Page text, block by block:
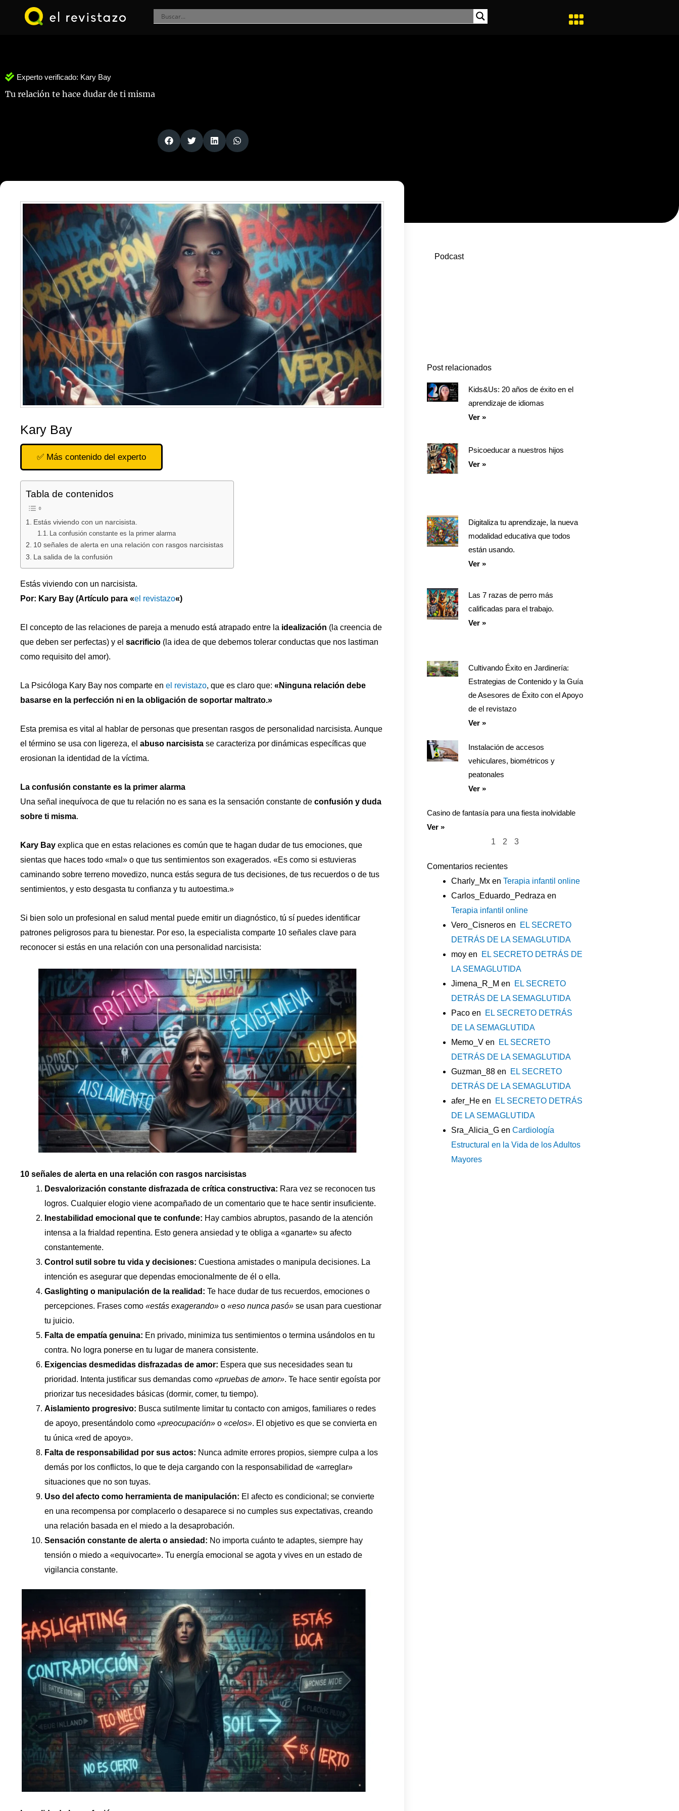
Experto verificado: Kary Bay
Tu relación te hace dudar de ti misma
Kary Bay
✅ Más contenido del experto
Tabla de contenidos
Estás viviendo con un narcisista.
La confusión constante es la primer alarma
10 señales de alerta en una relación con rasgos narcisistas
La salida de la confusión
Estás viviendo con un narcisista.
Por: Kary Bay (Artículo para «el revistazo«)
El concepto de las relaciones de pareja a menudo está atrapado entre la idealización (la creencia de
que deben ser perfectas) y el sacrificio (la idea de que debemos tolerar conductas que nos lastiman
como requisito del amor).
La Psicóloga Kary Bay nos comparte en el revistazo, que es claro que: «Ninguna relación debe
basarse en la perfección ni en la obligación de soportar maltrato.»
Esta premisa es vital al hablar de personas que presentan rasgos de personalidad narcisista. Aunque
el término se usa con ligereza, el abuso narcisista se caracteriza por dinámicas específicas que
erosionan la identidad de la víctima.
La confusión constante es la primer alarma
Una señal inequívoca de que tu relación no es sana es la sensación constante de confusión y duda
sobre ti misma.
Kary Bay explica que en estas relaciones es común que te hagan dudar de tus emociones, que
sientas que haces todo «mal» o que tus sentimientos son exagerados. «Es como si estuvieras
caminando sobre terreno movedizo, nunca estás segura de tus decisiones, de tus recuerdos o de tus
sentimientos, y esto desgasta tu confianza y tu autoestima.»
Si bien solo un profesional en salud mental puede emitir un diagnóstico, tú sí puedes identificar
patrones peligrosos para tu bienestar. Por eso, la especialista comparte 10 señales clave para
reconocer si estás en una relación con una personalidad narcisista:
10 señales de alerta en una relación con rasgos narcisistas
Desvalorización constante disfrazada de crítica constructiva: Rara vez se reconocen tus
logros. Cualquier elogio viene acompañado de un comentario que te hace sentir insuficiente.
Inestabilidad emocional que te confunde: Hay cambios abruptos, pasando de la atención
intensa a la frialdad repentina. Esto genera ansiedad y te obliga a «ganarte» su afecto
constantemente.
Control sutil sobre tu vida y decisiones: Cuestiona amistades o manipula decisiones. La
intención es asegurar que dependas emocionalmente de él o ella.
Gaslighting o manipulación de la realidad: Te hace dudar de tus recuerdos, emociones o
percepciones. Frases como «estás exagerando» o «eso nunca pasó» se usan para cuestionar
tu juicio.
Falta de empatía genuina: En privado, minimiza tus sentimientos o termina usándolos en tu
contra. No logra ponerse en tu lugar de manera consistente.
Exigencias desmedidas disfrazadas de amor: Espera que sus necesidades sean tu
prioridad. Intenta justificar sus demandas como «pruebas de amor». Te hace sentir egoísta por
priorizar tus necesidades básicas (dormir, comer, tu tiempo).
Aislamiento progresivo: Busca sutilmente limitar tu contacto con amigos, familiares o redes
de apoyo, presentándolo como «preocupación» o «celos». El objetivo es que se convierta en
tu única «red de apoyo».
Falta de responsabilidad por sus actos: Nunca admite errores propios, siempre culpa a los
demás por los conflictos, lo que te deja cargando con la responsabilidad de «arreglar»
situaciones que no son tuyas.
Uso del afecto como herramienta de manipulación: El afecto es condicional; se convierte
en una recompensa por complacerlo o desaparece si no cumples sus expectativas, creando
una relación basada en el miedo a la desaprobación.
Sensación constante de alerta o ansiedad: No importa cuánto te adaptes, siempre hay
tensión o miedo a «equivocarte». Tu energía emocional se agota y vives en un estado de
vigilancia constante.
Podcast
Pódcast
Post relacionados
Kids&Us: 20 años de éxito en el
aprendizaje de idiomas
Ver »
Psicoeducar a nuestros hijos
Ver »
Digitaliza tu aprendizaje, la nueva
modalidad educativa que todos
están usando.
Ver »
Las 7 razas de perro más
calificadas para el trabajo.
Ver »
Cultivando Éxito en Jardinería:
Estrategias de Contenido y la Guía
de Asesores de Éxito con el Apoyo
de el revistazo
Ver »
Instalación de accesos
vehiculares, biométricos y
peatonales
Ver »
Casino de fantasía para una fiesta inolvidable
Ver »
Página
1
Página
2
Página
3
Comentarios recientes
Charly_Mxen Terapia infantil online
Carlos_Eduardo_Pedrazaen
Terapia infantil online
Vero_Cisnerosen
EL SECRETO
DETRÁS DE LA SEMAGLUTIDA
moyen
EL SECRETO DETRÁS DE
LA SEMAGLUTIDA
Jimena_R_M en
EL SECRETO
DETRÁS DE LA SEMAGLUTIDA
Pacoen
EL SECRETO DETRÁS
DE LA SEMAGLUTIDA
Memo_Ven
EL SECRETO
DETRÁS DE LA SEMAGLUTIDA
Guzman_88en
EL SECRETO
DETRÁS DE LA SEMAGLUTIDA
afer_Heen
EL SECRETO DETRÁS
DE LA SEMAGLUTIDA
Sra_Alicia_Gen Cardiología
Estructural en la Vida de los Adultos
Mayores